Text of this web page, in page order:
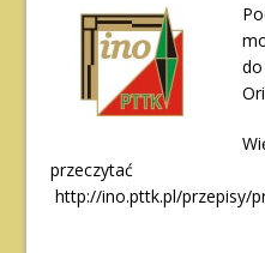
http://ino.pttk.pl/przepisy/